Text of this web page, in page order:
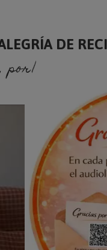
DE
soy yo.